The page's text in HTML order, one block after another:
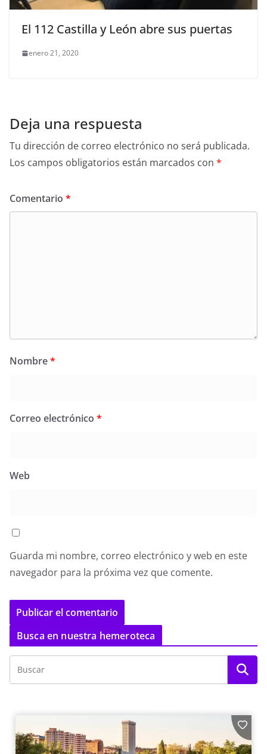
El 112 Castilla y León abre sus puertas
enero 21, 2020
Deja una respuesta
Tu dirección de correo electrónico no será publicada.
Los campos obligatorios están marcados con *
Comentario *
Nombre*
Correo electrónico *
Web
Guarda mi nombre, correo electrónico y web en este
navegador para la próxima vez que comente.
Busca en nuestra hemeroteca